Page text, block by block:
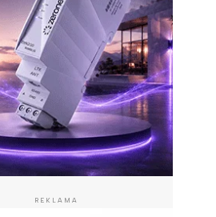
REKLAMA